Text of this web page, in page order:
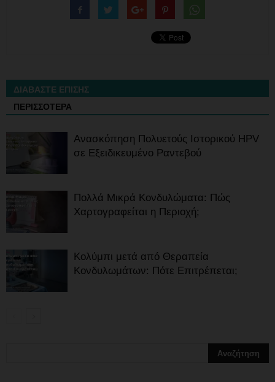
ΔΙΑΒΑΣΤΕ ΕΠΙΣΗΣ
ΠΕΡΙΣΣΟΤΕΡΑ
Ανασκόπηση Πολυετούς Ιστορικού HPV
σε Εξειδικευμένο Ραντεβού
Πολλά Μικρά Κονδυλώματα: Πώς
Χαρτογραφείται η Περιοχή;
Κολύμπι μετά από Θεραπεία
Κονδυλωμάτων: Πότε Επιτρέπεται;